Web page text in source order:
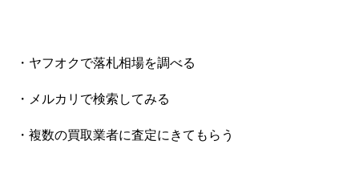
・ヤフオクで落札相場を調べる
・メルカリで検索してみる
・複数の買取業者に査定にきてもらう